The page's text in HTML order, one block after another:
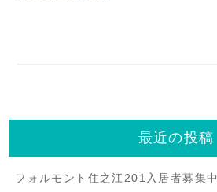
最近の投稿
フォルモント住之江201入居者募集中